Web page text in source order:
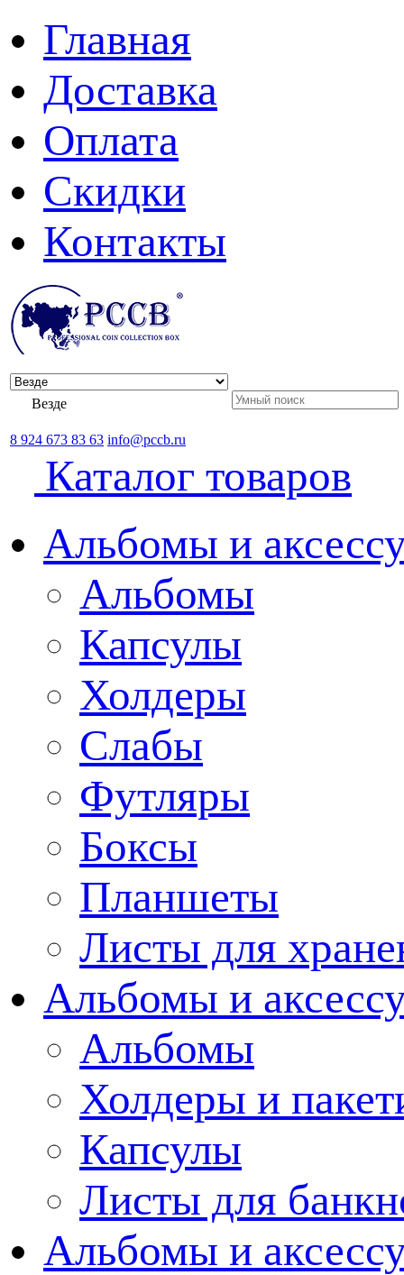
Главная
Доставка
Оплата
Скидки
Контакты
Везде
8 924 673 83 63 info@pccb.ru
Каталог товаров
Альбомы и
Альбомы
Капсулы
Холдеры
Слабы
Футляры
Боксы
Планшеты
Листы для
Альбомы и
Альбомы
Холдеры и
Капсулы
Листы для
Альбомы и